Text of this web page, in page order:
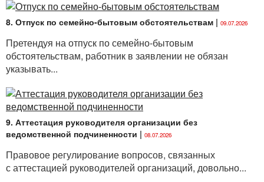
8. Отпуск по семейно-бытовым обстоятельствам | 09.07.2026
Претендуя на отпуск по семейно-бытовым
обстоятельствам, работник в заявлении не обязан
указывать...
9. Аттестация руководителя организации без
ведомственной подчиненности | 08.07.2026
Правовое регулирование вопросов, связанных
с аттестацией руководителей организаций, довольно...